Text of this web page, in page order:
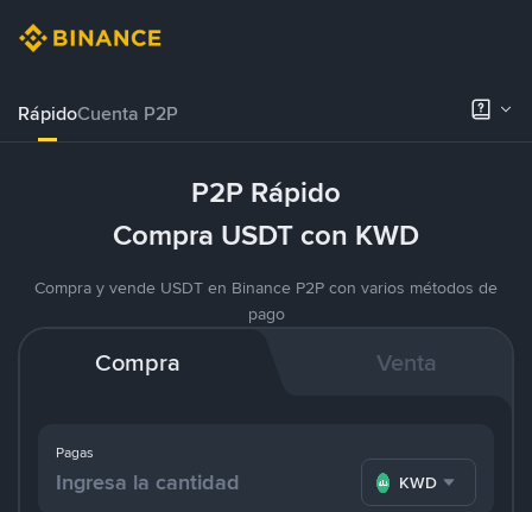
RápidoCuenta P2P
P2P Rápido
Compra USDT con KWD
Compra y vende USDT en Binance P2P con varios métodos de
pago
Compra Venta
Pagas
KWD